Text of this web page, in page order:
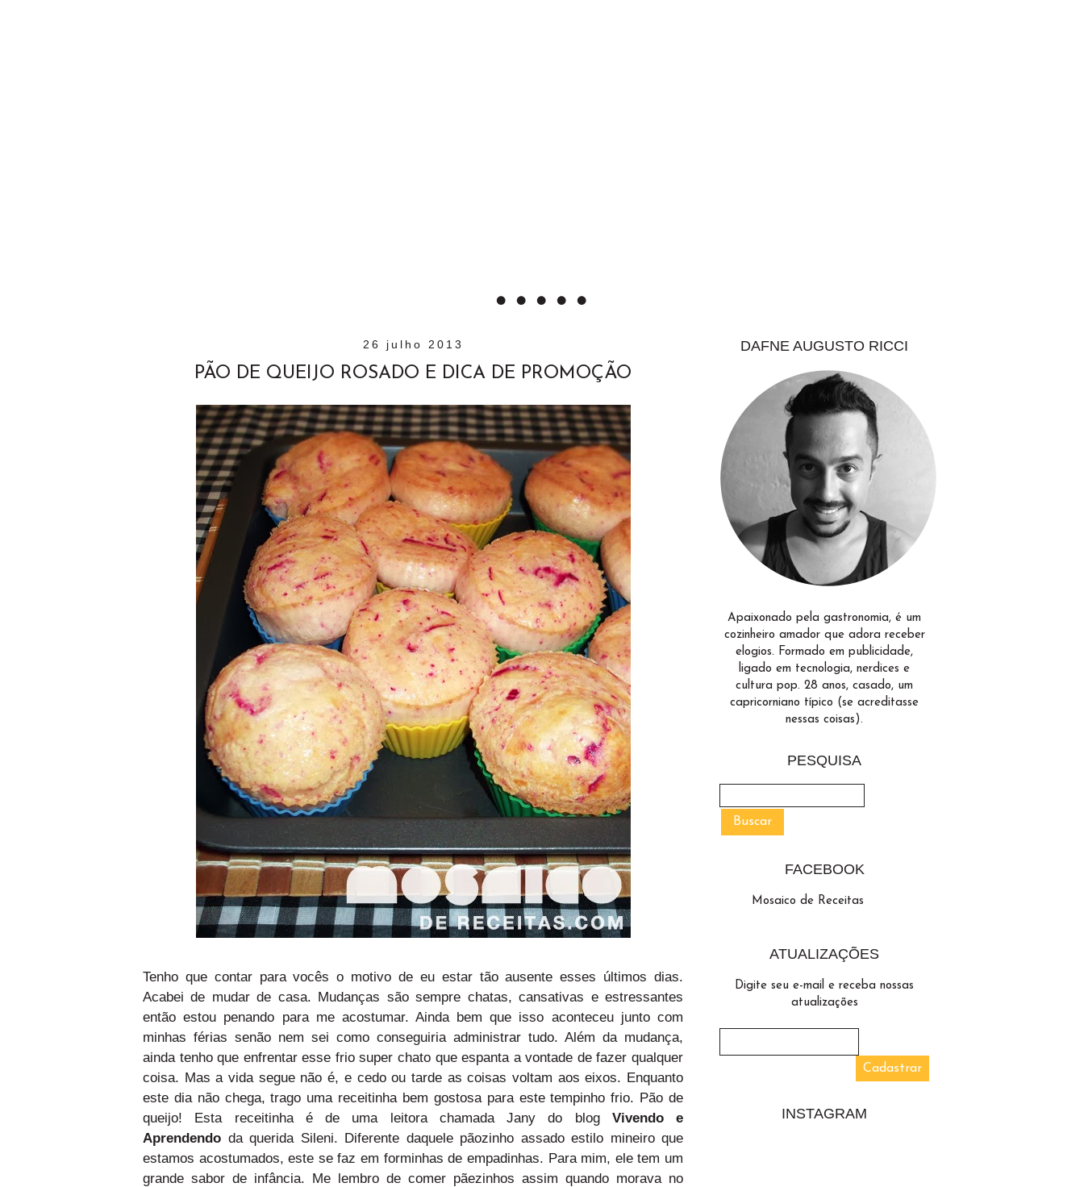
26 julho 2013
PÃO DE QUEIJO ROSADO E DICA DE PROMOÇÃO
Tenho que contar para vocês o motivo de eu estar tão ausente esses últimos dias.
Acabei de mudar de casa. Mudanças são sempre chatas, cansativas e estressantes
então estou penando para me acostumar. Ainda bem que isso aconteceu junto com
minhas férias senão nem sei como conseguiria administrar tudo. Além da mudança,
ainda tenho que enfrentar esse frio super chato que espanta a vontade de fazer qualquer
coisa. Mas a vida segue não é, e cedo ou tarde as coisas voltam aos eixos. Enquanto
este dia não chega, trago uma receitinha bem gostosa para este tempinho frio. Pão de
queijo! Esta receitinha é de uma leitora chamada Jany do blog Vivendo e
Aprendendo da querida Sileni. Diferente daquele pãozinho assado estilo mineiro que
estamos acostumados, este se faz em forminhas de empadinhas. Para mim, ele tem um
grande sabor de infância. Me lembro de comer pãezinhos assim quando morava no
DAFNE AUGUSTO RICCI
Apaixonado pela gastronomia, é um
cozinheiro amador que adora receber
elogios. Formado em publicidade,
ligado em tecnologia, nerdices e
cultura pop. 28 anos, casado, um
capricorniano típico (se acreditasse
nessas coisas).
PESQUISA
FACEBOOK
Mosaico de Receitas
ATUALIZAÇÕES
Digite seu e-mail e receba nossas
atualizações
INSTAGRAM